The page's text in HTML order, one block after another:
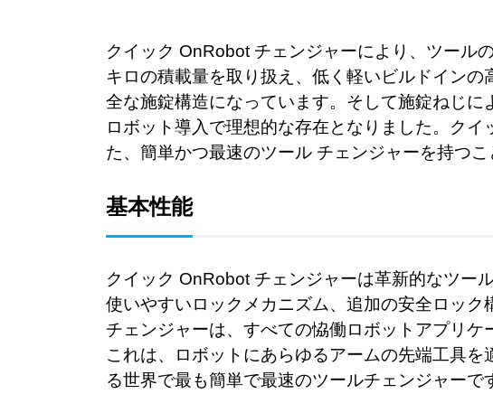
クイック OnRobot チェンジャーにより、ツール
キロの積載量を取り扱え、低く軽いビルドイン
全な施錠構造になっています。 そして施錠ねじに
ロボット導入で理想的な存在となりました。ク
た、簡単かつ最速のツール チェンジャーを持つこ
基本性能
クイック OnRobot チェンジャーは革新的なツー
使いやすいロックメカニズム、追加の安全ロッ
チェンジャーは、すべての恊働ロボットアプリケ
これは、ロボットにあらゆるアームの先端工具
る世界で最も簡単で最速のツールチェンジャーで